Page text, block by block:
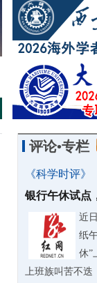
评论•专栏
《科学时评》
银行午休试点
近
纸
休”
上班族叫苦不迭